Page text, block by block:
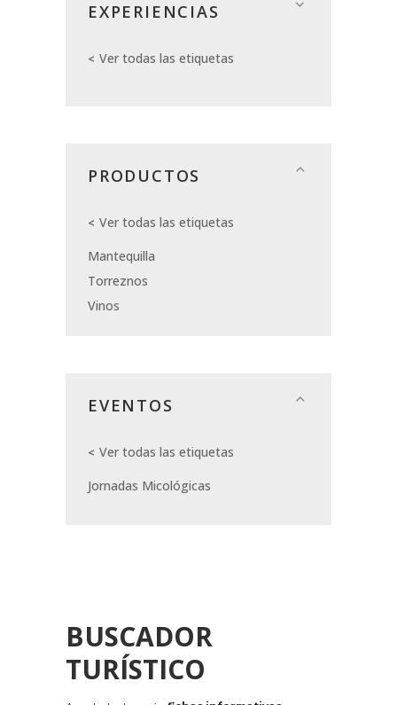
EXPERIENCIAS
Ver todas las etiquetas
PRODUCTOS
Ver todas las etiquetas
Mantequilla
Torreznos
Vinos
EVENTOS
Ver todas las etiquetas
Jornadas Micológicas
BUSCADOR
TURÍSTICO